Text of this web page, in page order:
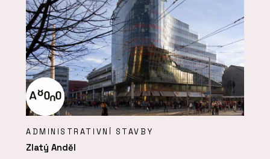
ADMINISTRATIVNÍ STAVBY
Zlatý Anděl